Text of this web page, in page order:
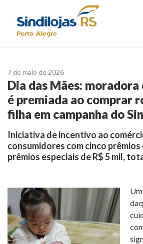
7 de maio de 2026
Dia das Mães:
é premiada ao comprar
filha em campanha do
Iniciativa de incentivo ao
consumidores com cinco
prêmios especiais de R$ 5 mil,